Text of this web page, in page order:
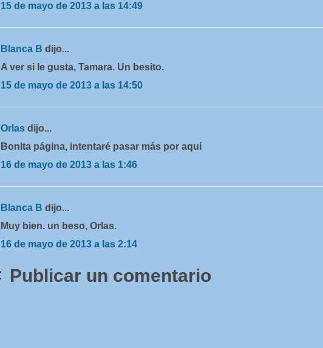
15 de mayo de 2013 a las 14:49
Blanca B dijo...
A ver si le gusta, Tamara. Un besito.
15 de mayo de 2013 a las 14:50
Orlas dijo...
Bonita página, intentaré pasar más por aquí
16 de mayo de 2013 a las 1:46
Blanca B dijo...
Muy bien. un beso, Orlas.
16 de mayo de 2013 a las 2:14
Publicar un comentario